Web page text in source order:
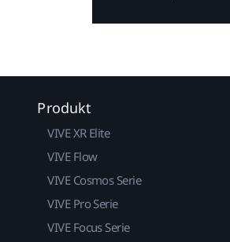
Produkt
VIVE XR Elite
VIVE Flow
VIVE Cosmos Serie
VIVE Pro Serie
VIVE Focus Serie